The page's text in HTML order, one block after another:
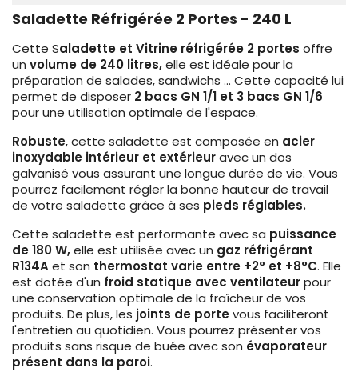
Saladette Réfrigérée 2 Portes - 240 L
Cette Saladette et Vitrine réfrigérée 2 portes offre
un volume de 240 litres,elle est idéale pour la
préparation de salades, sandwichs ... Cette capacité lui
permet de disposer 2 bacs GN 1/1 et 3 bacs GN 1/6
pour une utilisation optimale de l'espace.
Robuste, cette saladette est composée en acier
inoxydable intérieur et extérieuravec un dos
galvanisé vous assurant une longue durée de vie. Vous
pourrez facilement régler la bonne hauteur de travail
de votre saladette grâce à ses pieds réglables.
Cette saladette est performante avec sa puissance
de 180 W,elle est utilisée avec un gaz réfrigérant
R134Aet son thermostat varie entre +2° et +8°C. Elle
est dotée d'un froid statique avec ventilateurpour
une conservation optimale de la fraîcheur de vos
produits. De plus, les joints de portevous faciliteront
l'entretien au quotidien. Vous pourrez présenter vos
produits sans risque de buée avec son évaporateur
présent dans la paroi.